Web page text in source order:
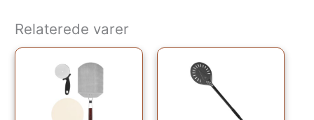
Relaterede varer